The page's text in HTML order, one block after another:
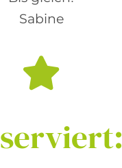
Sabine
serviert: